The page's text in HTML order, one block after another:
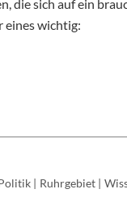
die sich auf ein
eines wichtig:
| Ruhrgebiet |